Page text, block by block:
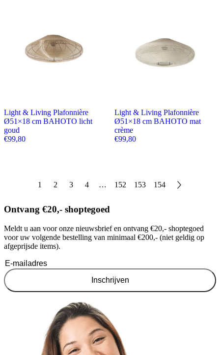
Light & Living Plafonnière
Ø51×18 cm BAHOTO licht
goud
€99,80
Light & Living Plafonnière
Ø51×18 cm BAHOTO mat
crème
€99,80
1 2 3 4 … 152 153 154
Ontvang €20,- shoptegoed
Meldt u aan voor onze nieuwsbrief en ontvang €20,- shoptegoed
voor uw volgende bestelling van minimaal €200,- (niet geldig op
afgeprijsde items).
Inschrijven